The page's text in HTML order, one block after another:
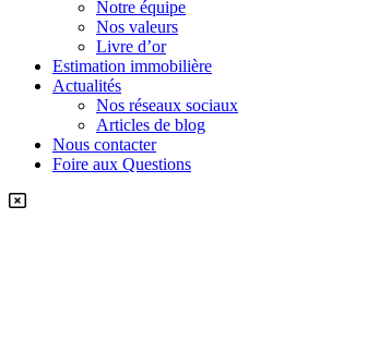
Notre équipe
Nos valeurs
Livre d’or
Estimation immobilière
Actualités
Nos réseaux sociaux
Articles de blog
Nous contacter
Foire aux Questions